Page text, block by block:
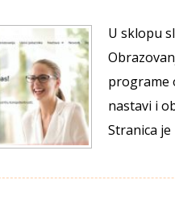
U sklopu
programe
nastavi i
Stranica